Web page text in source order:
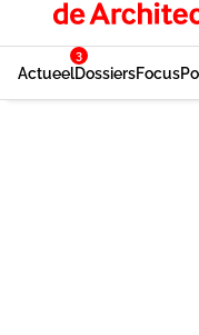
Actueel
3
DossiersFocus